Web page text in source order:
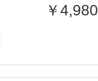
￥4,980